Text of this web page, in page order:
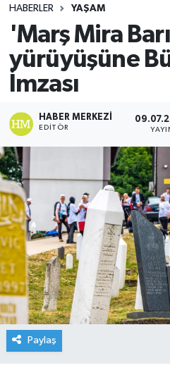
HABERLER YAŞAM
'Marş Mira
yürüyüşüne
İmzası
HABER MERKEZI
EDITÖR
Paylaş